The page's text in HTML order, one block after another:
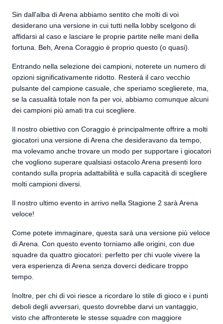
Sin dall'alba di Arena abbiamo sentito che molti di voi
desiderano una versione in cui tutti nella lobby scelgono di
affidarsi al caso e lasciare le proprie partite nelle mani della
fortuna. Beh, Arena Coraggio è proprio questo (o quasi).
Entrando nella selezione dei campioni, noterete un numero di
opzioni significativamente ridotto. Resterà il caro vecchio
pulsante del campione casuale, che speriamo sceglierete, ma,
se la casualità totale non fa per voi, abbiamo comunque alcuni
dei campioni più amati tra cui scegliere.
Il nostro obiettivo con Coraggio è principalmente offrire a molti
giocatori una versione di Arena che desideravano da tempo,
ma volevamo anche trovare un modo per supportare i giocatori
che vogliono superare qualsiasi ostacolo Arena presenti loro
contando sulla propria adattabilità e sulla capacità di scegliere
molti campioni diversi.
Il nostro ultimo evento in arrivo nella Stagione 2 sarà Arena
veloce!
Come potete immaginare, questa sarà una versione più veloce
di Arena. Con questo evento torniamo alle origini, con due
squadre da quattro giocatori: perfetto per chi vuole vivere la
vera esperienza di Arena senza doverci dedicare troppo
tempo.
Inoltre, per chi di voi riesce a ricordare lo stile di gioco e i punti
deboli degli avversari, questo dovrebbe darvi un vantaggio,
visto che affronterete le stesse squadre con maggiore